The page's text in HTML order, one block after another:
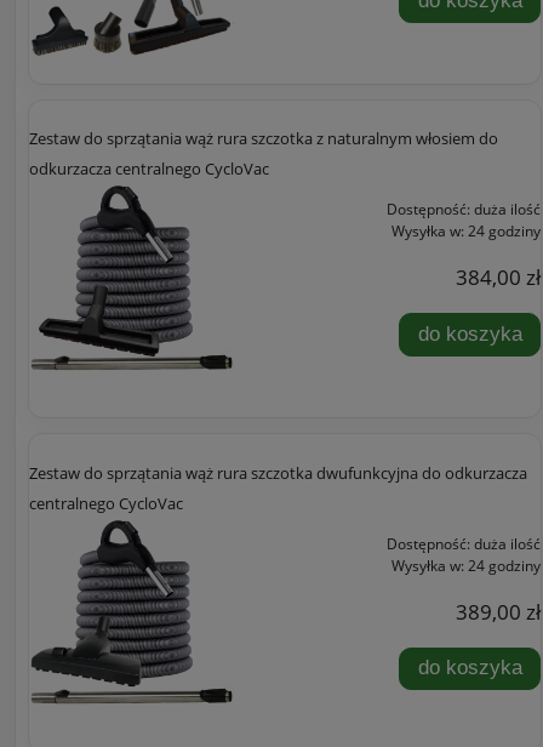
Zestaw do sprzątania wąż rura szczotka z naturalnym włosiem do
odkurzacza centralnego CycloVac
Dostępność: duża ilość
Wysyłka w: 24 godziny
384,00 zł
do koszyka
Zestaw do sprzątania wąż rura szczotka dwufunkcyjna do odkurzacza
centralnego CycloVac
Dostępność: duża ilość
Wysyłka w: 24 godziny
389,00 zł
do koszyka